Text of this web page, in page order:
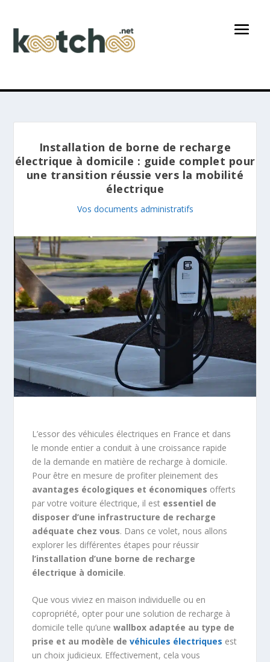
Installation de borne de recharge
électrique à domicile : guide complet pour
une transition réussie vers la mobilité
électrique
Vos documents administratifs
L’essor des véhicules électriques en France et dans
le monde entier a conduit à une croissance rapide
de la demande en matière de recharge à domicile.
Pour être en mesure de profiter pleinement des
avantages écologiques et économiques offerts
par votre voiture électrique, il est essentiel de
disposer d’une infrastructure de recharge
adéquate chez vous. Dans ce volet, nous allons
explorer les différentes étapes pour réussir
l’installation d’une borne de recharge
électrique à domicile.
Que vous viviez en maison individuelle ou en
copropriété, opter pour une solution de recharge à
domicile telle qu’unewallbox adaptée au type de
prise et au modèle devéhicules électriques est
un choix judicieux. Effectivement, cela vous